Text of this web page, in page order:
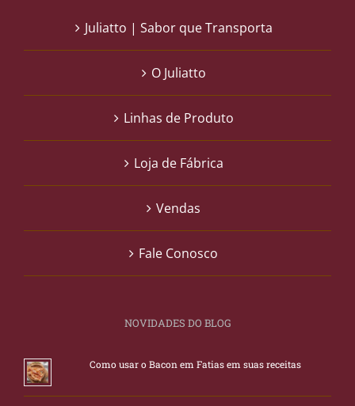
Juliatto | Sabor que Transporta
O Juliatto
Linhas de Produto
Loja de Fábrica
Vendas
Fale Conosco
NOVIDADES DO BLOG
Como usar o Bacon em Fatias em suas receitas